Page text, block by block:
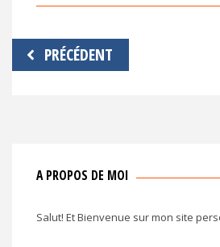
Navigation
de
PRÉCÉDENT
A PROPOS DE MOI
Salut! Et Bienvenue sur mon site